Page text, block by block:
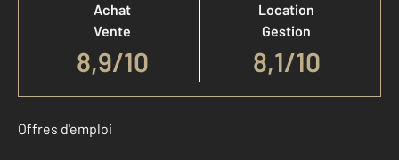
Achat
Vente
8,9/10
Location
Gestion
8,1/10
Offres d'emploi